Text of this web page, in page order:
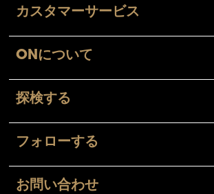
カスタマーサービス
ONについて
探検する
フォローする
お問い合わせ